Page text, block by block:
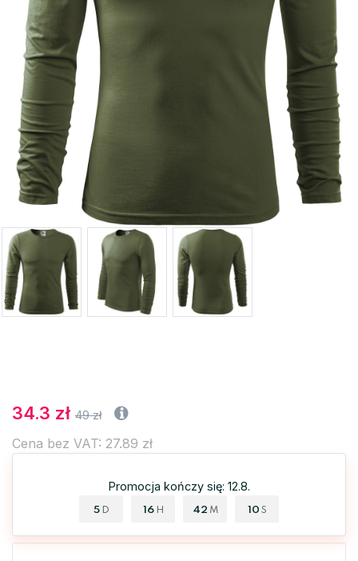
34.3 zł 49 zł
Cena bez VAT: 27.89 zł
Promocja kończy się: 12.8.
5 D 16 H 42 M 10 S